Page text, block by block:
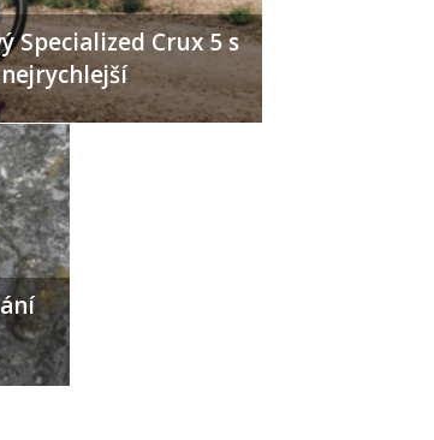
Specialized Crux 5 s